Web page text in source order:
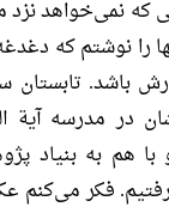
که نمی‌خواهد
را نوشتم که
در مدرسه آیة
هم به بنیاد
فکر می‌کنم